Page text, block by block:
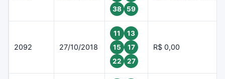
38
59
2092 27/10/2018
11
13
15
17
22
27
R$ 0,00